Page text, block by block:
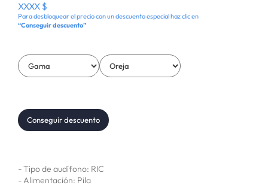
XXXX $
Para desbloquear el precio con un descuento especial haz clic en
“Conseguir descuento”
Conseguir descuento
- Tipo de audífono: RIC
- Alimentación: Pila